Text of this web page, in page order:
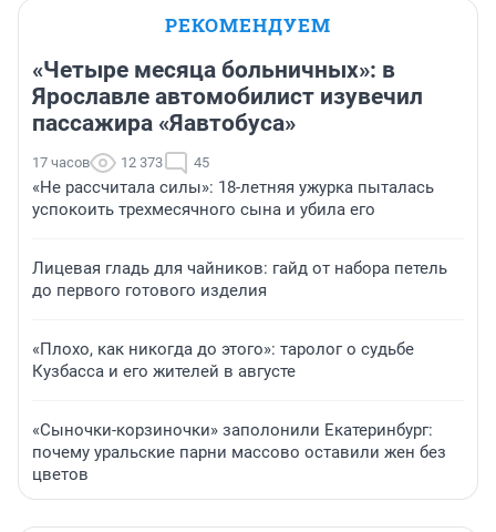
РЕКОМЕНДУЕМ
«Четыре месяца больничных»: в
Ярославле автомобилист изувечил
пассажира «Яавтобуса»
17 часов 12 373 45
«Не рассчитала силы»: 18-летняя ужурка пыталась
успокоить трехмесячного сына и убила его
Лицевая гладь для чайников: гайд от набора петель
до первого готового изделия
«Плохо, как никогда до этого»: таролог о судьбе
Кузбасса и его жителей в августе
«Сыночки-корзиночки» заполонили Екатеринбург:
почему уральские парни массово оставили жен без
цветов